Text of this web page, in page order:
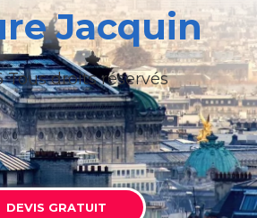
Jacquin
Tous droits réservés
DEVIS GRATUIT